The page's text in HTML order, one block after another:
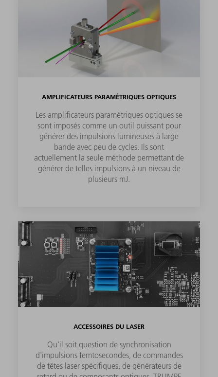
AMPLIFICATEURS PARAMÉTRIQUES OPTIQUES
Les amplificateurs paramétriques optiques se
sont imposés comme un outil puissant pour
générer des impulsions lumineuses à large
bande avec peu de cycles. Ils sont
actuellement la seule méthode permettant de
générer de telles impulsions à un niveau de
plusieurs mJ.
ACCESSOIRES DU LASER
Qu'il soit question de synchronisation
d'impulsions femtosecondes, de commandes
de têtes laser spécifiques, de générateurs de